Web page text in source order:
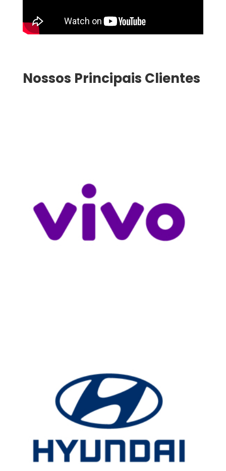
Nossos Principais Clientes